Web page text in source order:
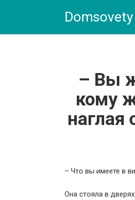
Domsovety
– Вы
кому
наглая
– Что вы имеете в
Она стояла в